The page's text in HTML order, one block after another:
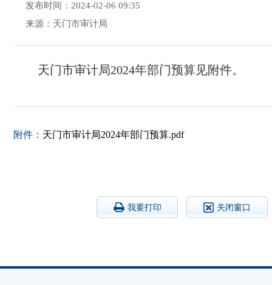
发布时间：2024-02-06 09:35
来源：天门市审计局
天门市审计局2024年部门预算见附件。
附件： 天门市审计局2024年部门预算.pdf
我要打印 关闭窗口